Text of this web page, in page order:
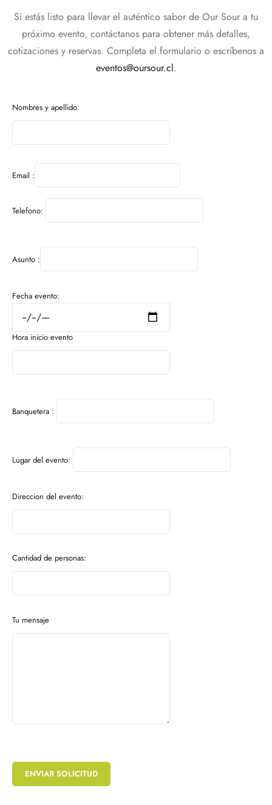
Si estás listo para llevar el auténtico sabor de Our Sour a tu
próximo evento, contáctanos para obtener más detalles,
cotizaciones y reservas. Completa el formulario o escríbenos a
eventos@oursour.cl.
Nombres y apellido:
Email :
Telefono:
Asunto :
Fecha evento:
Hora inicio evento
Banquetera :
Lugar del evento:
Direccion del evento:
Cantidad de personas:
Tu mensaje